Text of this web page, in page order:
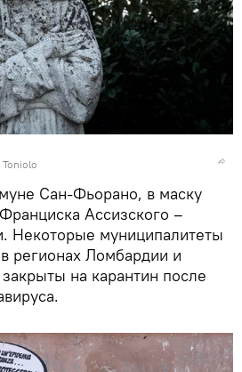
Сан-Фьорано, в маску
Ассизского –
Некоторые муниципалитеты
регионах Ломбардии и
на карантин после